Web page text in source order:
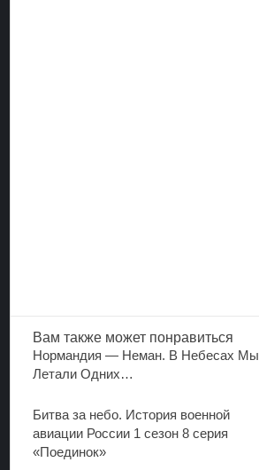
Вам также может понравиться
Нормандия — Неман. В Небесах Мы
Летали Одних…
Битва за небо. История военной
авиации России 1 сезон 8 серия
«Поединок»